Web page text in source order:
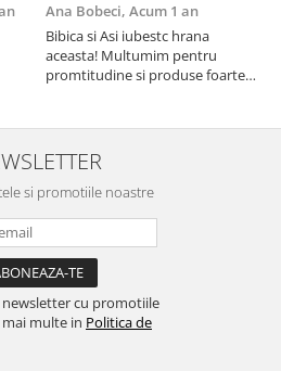
Ana Bobeci, Acum 1 an
Bibica si Asi iubestc hrana
aceasta! Multumim pentru
promtitudine si produse foarte
si promotiile noastre
newsletter cu promotiile
multe in Politica de